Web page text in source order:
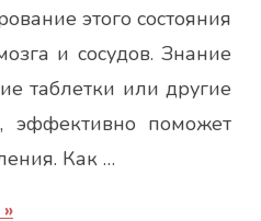
этого состояния
и сосудов. Знание
таблетки или другие
эффективно поможет
Как …